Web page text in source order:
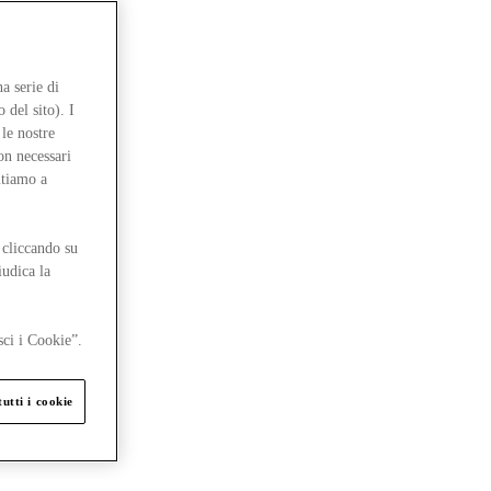
serie di
del sito). I
nostre
necessari
a
su
la
i Cookie”.
i cookie